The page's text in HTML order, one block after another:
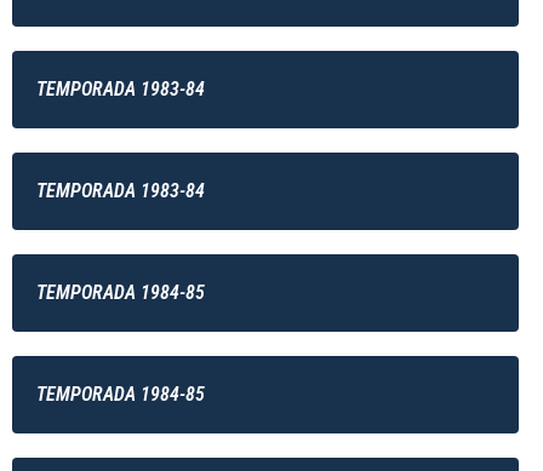
TEMPORADA 1983-84
TEMPORADA 1983-84
TEMPORADA 1984-85
TEMPORADA 1984-85